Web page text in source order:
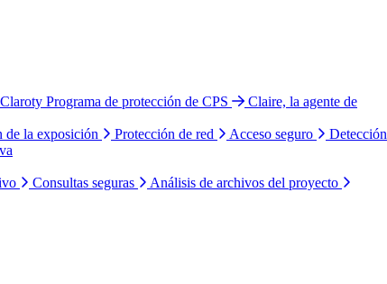
Claroty Programa de protección de CPS
Claire, la agente de
de la exposición Protección de red Acceso seguro
Detección
Consultas seguras
Análisis de archivos del proyecto